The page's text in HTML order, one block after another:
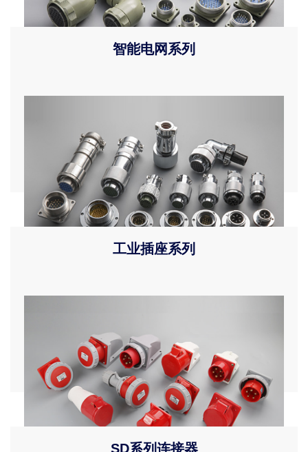
智能电网系列
配套。
工业插座系列
SD系列连接器